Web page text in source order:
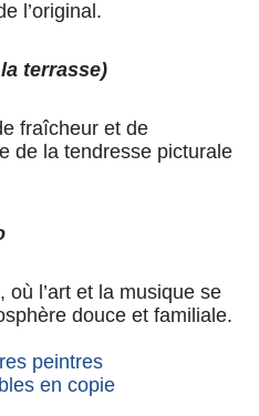
l’original.
terrasse)
fraîcheur et de
de la tendresse picturale
l’art et la musique se
douce et familiale.
peintres
en copie